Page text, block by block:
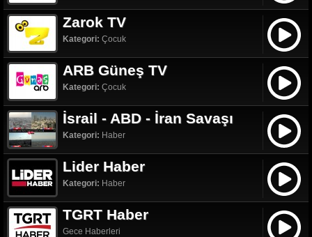
Zarok TV
Kategori: Çocuk
ARB Güneş TV
Kategori: Çocuk
İsrail - ABD - İran Savaşı
Kategori: Haber
Lider Haber
Kategori: Haber
TGRT Haber
Gece Haberleri